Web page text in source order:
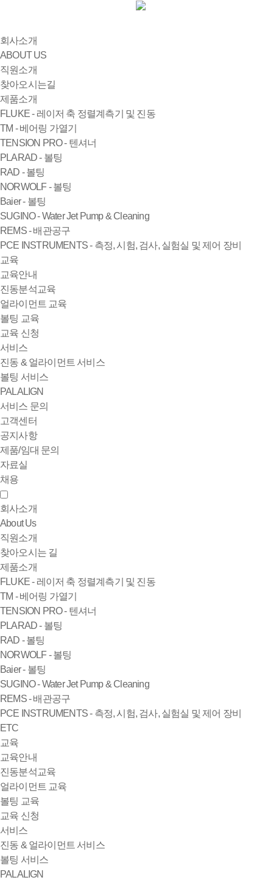
회사소개
ABOUT US
직원소개
찾아오시는길
제품소개
FLUKE - 레이저 축 정렬계측기 및 진동
TM - 베어링 가열기
TENSION PRO - 텐셔너
PLARAD - 볼팅
RAD - 볼팅
NORWOLF - 볼팅
Baier - 볼팅
SUGINO - Water Jet Pump & Cleaning
REMS - 배관공구
PCE INSTRUMENTS - 측정, 시험, 검사, 실험실 및 제어 장비
교육
교육안내
진동분석교육
얼라이먼트 교육
볼팅 교육
교육 신청
서비스
진동 & 얼라이먼트 서비스
볼팅 서비스
PALALIGN
서비스 문의
고객센터
공지사항
제품/임대 문의
자료실
채용
회사소개
About Us
직원소개
찾아오시는 길
제품소개
FLUKE - 레이저 축 정렬계측기 및 진동
TM - 베어링 가열기
TENSION PRO - 텐셔너
PLARAD - 볼팅
RAD - 볼팅
NORWOLF - 볼팅
Baier - 볼팅
SUGINO - Water Jet Pump & Cleaning
REMS - 배관공구
PCE INSTRUMENTS - 측정, 시험, 검사, 실험실 및 제어 장비
ETC
교육
교육안내
진동분석교육
얼라이먼트 교육
볼팅 교육
교육 신청
서비스
진동 & 얼라이먼트 서비스
볼팅 서비스
PALALIGN